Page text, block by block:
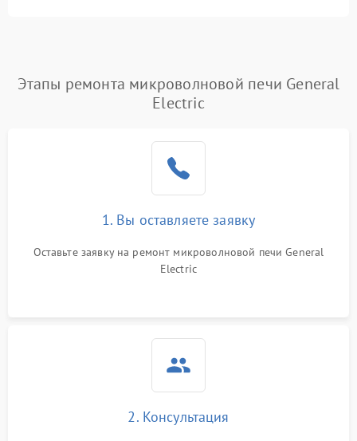
Этапы ремонта микроволновой печи General
Electric
1. Вы оставляете заявку
Оставьте заявку на ремонт микроволновой печи General
Electric
2. Консультация